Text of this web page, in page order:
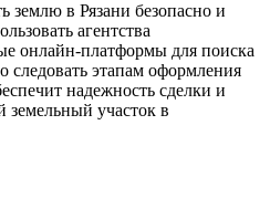
землю в Рязани безопасно и
агентства
онлайн-платформы для поиска
следовать этапам оформления
надежность сделки и
участок в